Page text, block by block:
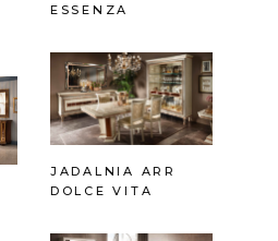
ESSENZA
JADALNIA ARR
DOLCE VITA